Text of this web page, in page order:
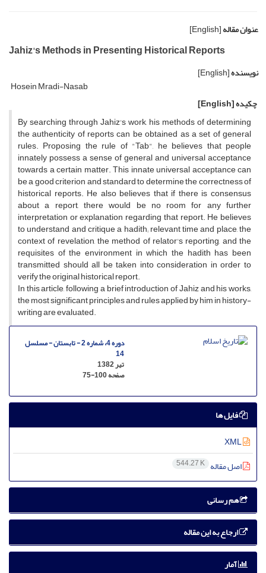
عنوان مقاله[English]
Jahiz's Methods in Presenting Historical Reports
نویسنده[English]
Hosein Mradi-Nasab
چکیده[English]
By searching through Jahiz's work, his methods of determining
the authenticity of reports can be obtained as a set of general
rules. Proposing the rule of "Tab", he believes that people
innately possess a sense of general and universal acceptance
towards a certain matter. This innate universal acceptance can
be a good criterion and standard to determine the correctness of
historical reports. He also believes that if there is consensus
about a report, there would be no room for any further
interpretation or explanation regarding that report. He believes
to understand and critique a hadith; relevant time and place, the
context of revelation, the method of relator's reporting, and the
requisites of the environment in which the hadith has been
transmitted should all be taken into consideration in order to
verify the original historical report.
In this article, following a brief introduction of Jahiz and his works,
the most significant principles and rules applied by him in history-
writing are evaluated.
دوره 4، شماره 2 - تابستان - مسلسل
14
تیر 1382
صفحه75-100
فایل ها
اصل مقاله 544.27 K
هم رسانی
ارجاع به این مقاله
آمار